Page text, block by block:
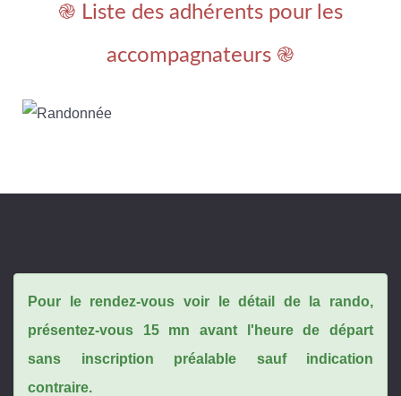
֎ Liste des adhérents pour les
accompagnateurs ֎
Pour le rendez-vous voir le détail de la rando,
présentez-vous 15 mn avant l'heure de départ
sans inscription préalable sauf indication
contraire.